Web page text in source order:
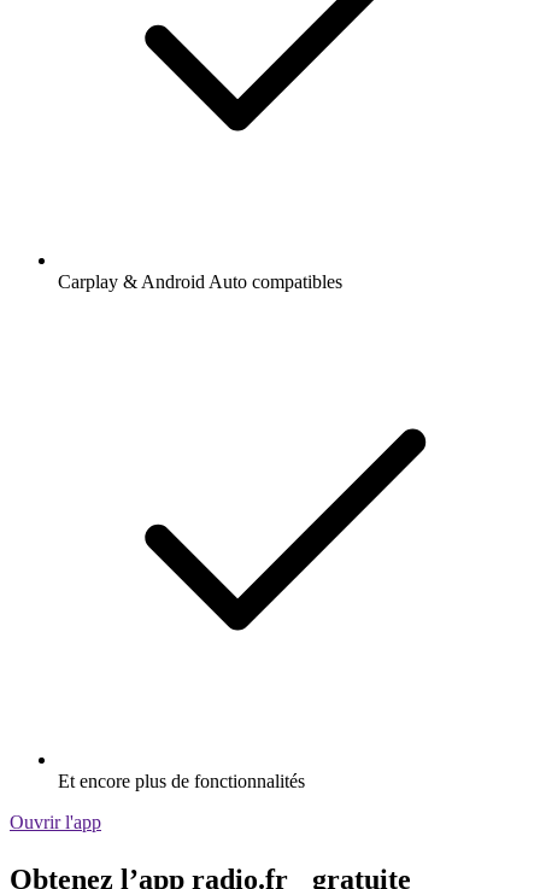
Carplay & Android Auto compatibles
Et encore plus de fonctionnalités
Ouvrir l'app
Obtenez l’app radio.fr gratuite